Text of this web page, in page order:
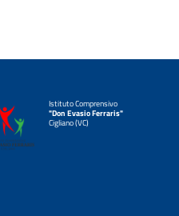
Istituto Comprensivo
"Don Evasio Ferraris"
Cigliano (VC)